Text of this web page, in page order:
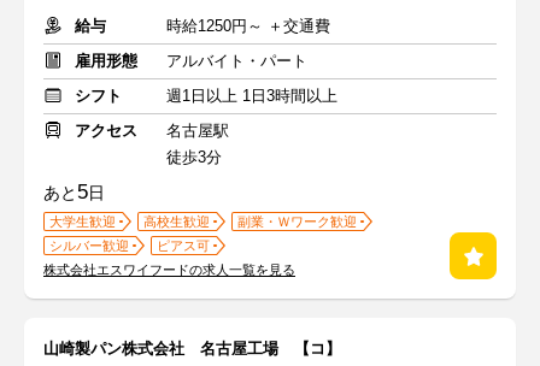
給与
時給1250円～ ＋交通費
雇用形態
アルバイト・パート
シフト
週1日以上 1日3時間以上
アクセス
名古屋駅
徒歩3分
あと 5日
大学生歓迎 高校生歓迎
副業・Ｗワーク歓迎
シルバー歓迎
ピアス可
株式会社エスワイフードの求人一覧を見る
山崎製パン株式会社 名古屋工場 【コ】